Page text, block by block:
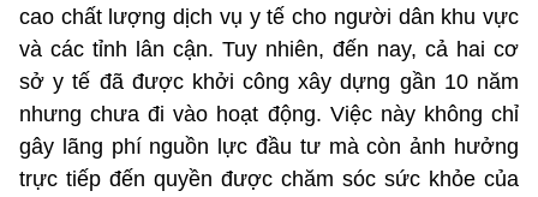
cao chất lượng dịch vụ y tế cho người dân khu vực
và các tỉnh lân cận. Tuy nhiên, đến nay, cả hai cơ
sở y tế đã được khởi công xây dựng gần 10 năm
nhưng chưa đi vào hoạt động. Việc này không chỉ
gây lãng phí nguồn lực đầu tư mà còn ảnh hưởng
trực tiếp đến quyền được chăm sóc sức khỏe của